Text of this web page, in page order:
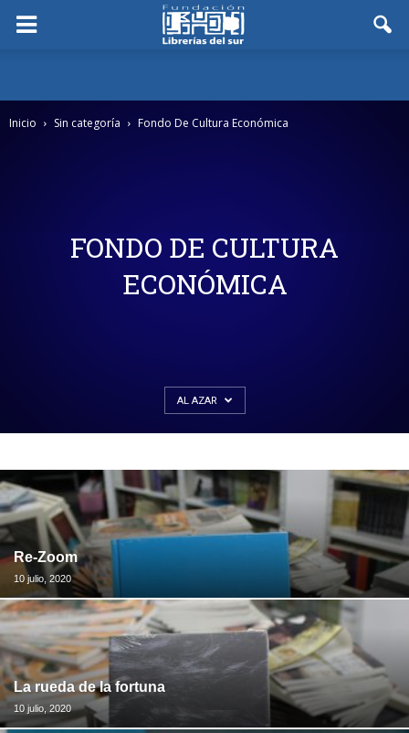
Inicio Sin categoría Fondo De Cultura Económica
FONDO DE CULTURA
ECONÓMICA
AL AZAR
Re-Zoom
10 julio, 2020
La rueda de la fortuna
10 julio, 2020